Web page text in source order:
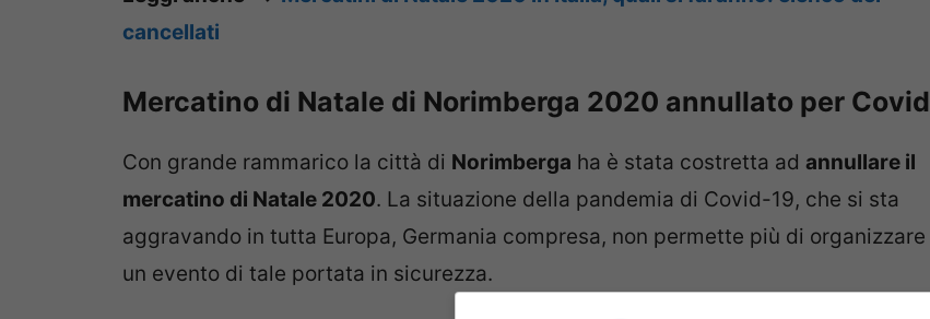
cancellati
Mercatino di Natale di Norimberga 2020 annullato per Covid
Con grande rammarico la città di Norimberga ha è stata costretta ad annullare il
mercatino di Natale 2020. La situazione della pandemia di Covid-19, che si sta
aggravando in tutta Europa, Germania compresa, non permette più di organizzare
un evento di tale portata in sicurezza.